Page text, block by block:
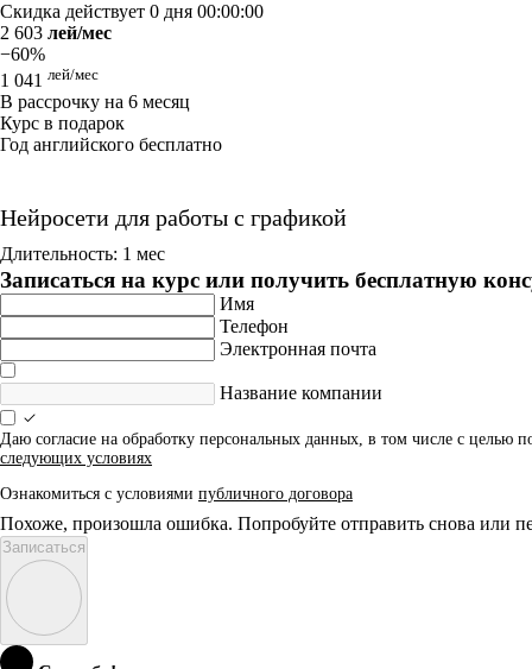
Скидка действует 0 дня 00:00:00
2 603 лей/мес
−60%
1 041 лей/мес
В рассрочку на 6 месяц
Курс в подарок
Год английского бесплатно
Нейросети для работы с графикой
Длительность: 1 мес
Записаться на курс или получить бесплатную
Имя
Телефон
Электронная почта
Название компании
Даю согласие на обработку персональных данных, в том числе с
следующих условиях
Ознакомиться с условиями публичного договора
Похоже, произошла ошибка. Попробуйте отправить снова или
Записаться